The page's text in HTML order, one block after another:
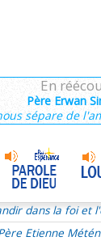
En
Père Erwan
sépare de
pour les
de l'Eglise
2025
dans la foi et
Etienne